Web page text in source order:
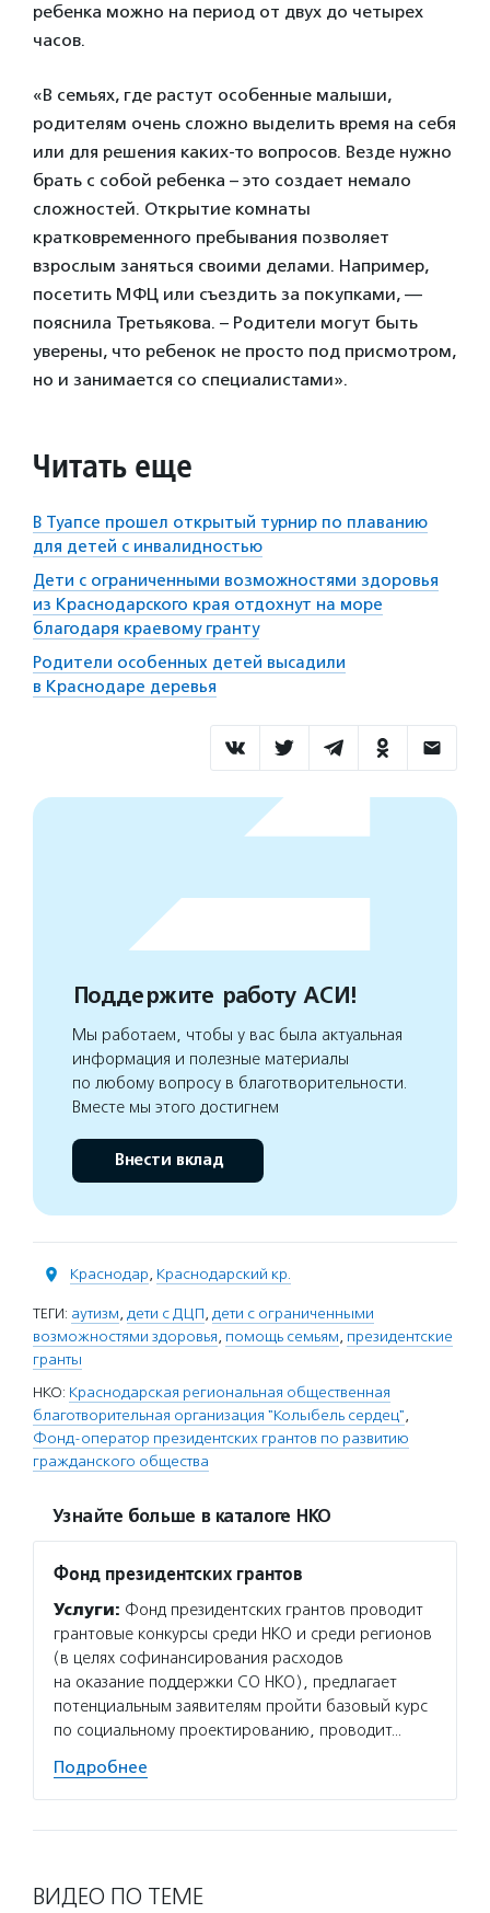
ребенка можно на период от двух до четырех
часов.
«В семьях, где растут особенные малыши,
родителям очень сложно выделить время на себя
или для решения каких-то вопросов. Везде нужно
брать с собой ребенка – это создает немало
сложностей. Открытие комнаты
кратковременного пребывания позволяет
взрослым заняться своими делами. Например,
посетить МФЦ или съездить за покупками, —
пояснила Третьякова. – Родители могут быть
уверены, что ребенок не просто под присмотром,
но и занимается со специалистами».
Читать еще
В Туапсе прошел открытый турнир по плаванию
для детей с инвалидностью
Дети с ограниченными возможностями здоровья
из Краснодарского края отдохнут на море
благодаря краевому гранту
Родители особенных детей высадили
в Краснодаре деревья
Поддержите работу АСИ!
Мы работаем, чтобы у вас была актуальная
информация и полезные материалы
по любому вопросу в благотворительности.
Вместе мы этого достигнем
Внести вклад
Краснодар, Краснодарский кр.
ТЕГИ: аутизм, дети с ДЦП, дети с ограниченными
возможностями здоровья, помощь семьям, президентские
гранты
НКО: Краснодарская региональная общественная
благотворительная организация "Колыбель сердец",
Фонд-оператор президентских грантов по развитию
гражданского общества
Узнайте больше в каталоге НКО
Фонд президентских грантов
Услуги: Фонд президентских грантов проводит
грантовые конкурсы среди НКО и среди регионов
(в целях софинансирования расходов
на оказание поддержки СО НКО), предлагает
потенциальным заявителям пройти базовый курс
по социальному проектированию, проводит…
Подробнее
ВИДЕО ПО ТЕМЕ